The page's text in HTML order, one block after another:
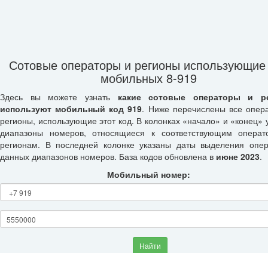
Сотовые операторы и регионы
мобильных 8-919
Здесь вы можете узнать какие сотовые операторы и
используют мобильный код 919. Ниже перечислены все
регионы, использующие этот код. В колонках «начало» и «конец»
диапазоны номеров, относящиеся к соответствующим
регионам. В последней колонке указаны даты выделения
данных диапазонов номеров. База кодов обновлена в июне 2023.
Мобильный номер:
Найти